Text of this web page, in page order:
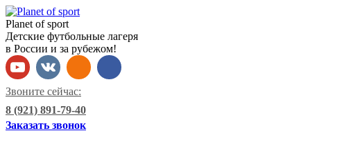
Planet of sport
Детские футбольные лагеря
в России и за рубежом!
Звоните сейчас:
8 (921) 891-79-40
Заказать звонок